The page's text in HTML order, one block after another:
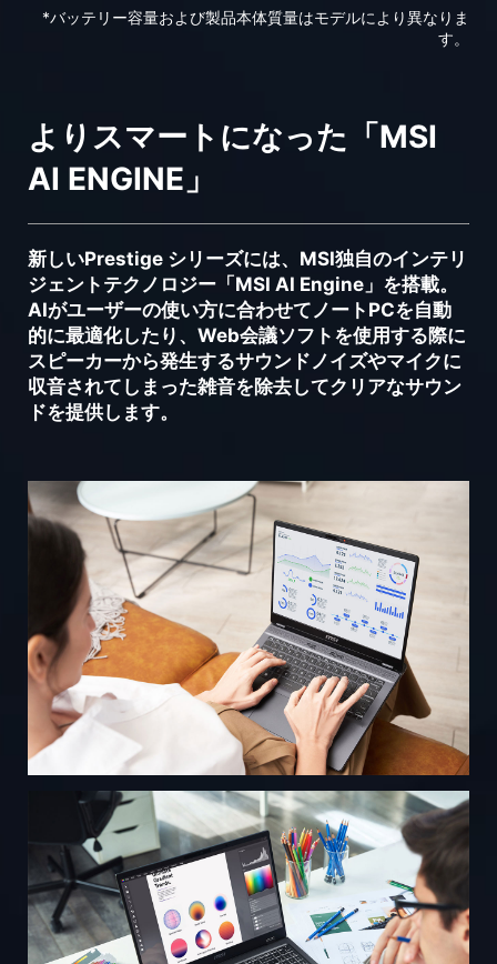
*バッテリー容量および製品本体質量はモデルにより異なりま
す。
よりスマートになった「MSI
AI ENGINE」
新しいPrestige シリーズには、MSI独自のインテリ
ジェントテクノロジー「MSI AI Engine」を搭載。
AIがユーザーの使い方に合わせてノートPCを自動
的に最適化したり、Web会議ソフトを使用する際に
スピーカーから発生するサウンドノイズやマイクに
収音されてしまった雑音を除去してクリアなサウン
ドを提供します。